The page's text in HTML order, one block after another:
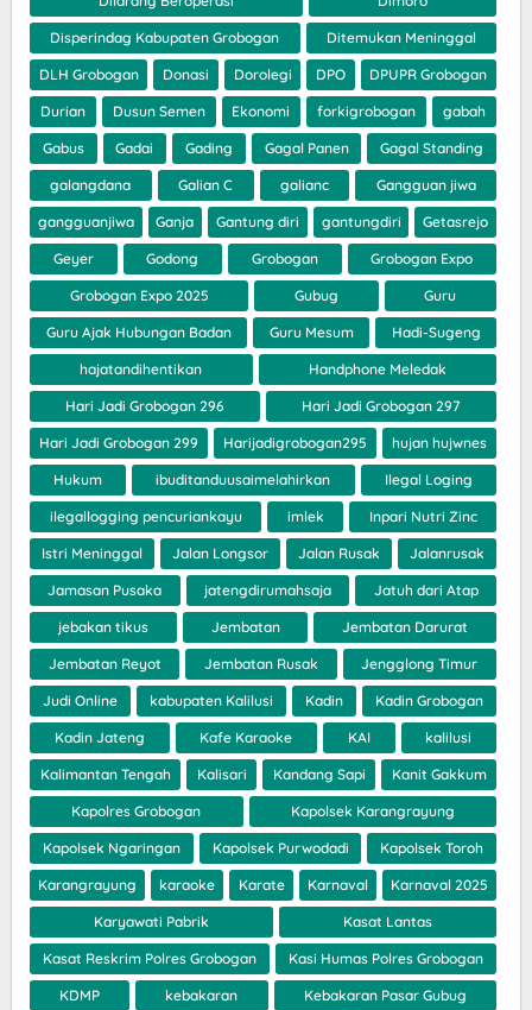
Disperindag Kabupaten Grobogan Ditemukan Meninggal
DLH Grobogan Donasi Dorolegi DPO DPUPR Grobogan
Durian Dusun Semen Ekonomi forkigrobogan gabah
Gabus Gadai Gading Gagal Panen Gagal Standing
galangdana Galian C galianc Gangguan jiwa
gangguanjiwa Ganja Gantung diri gantungdiri Getasrejo
Geyer Godong Grobogan Grobogan Expo
Grobogan Expo 2025 Gubug Guru
Guru Ajak Hubungan Badan Guru Mesum Hadi-Sugeng
hajatandihentikan Handphone Meledak
Hari Jadi Grobogan 296 Hari Jadi Grobogan 297
Hari Jadi Grobogan 299 Harijadigrobogan295 hujan hujwnes
Hukum ibuditanduusaimelahirkan Ilegal Loging
ilegallogging pencuriankayu imlek Inpari Nutri Zinc
Istri Meninggal Jalan Longsor Jalan Rusak Jalanrusak
Jamasan Pusaka jatengdirumahsaja Jatuh dari Atap
jebakan tikus Jembatan Jembatan Darurat
Jembatan Reyot Jembatan Rusak Jengglong Timur
Judi Online kabupaten Kalilusi Kadin Kadin Grobogan
Kadin Jateng Kafe Karaoke KAI kalilusi
Kalimantan Tengah Kalisari Kandang Sapi Kanit Gakkum
Kapolres Grobogan Kapolsek Karangrayung
Kapolsek Ngaringan Kapolsek Purwodadi Kapolsek Toroh
Karangrayung karaoke Karate Karnaval Karnaval 2025
Karyawati Pabrik Kasat Lantas
Kasat Reskrim Polres Grobogan Kasi Humas Polres Grobogan
KDMP kebakaran Kebakaran Pasar Gubug